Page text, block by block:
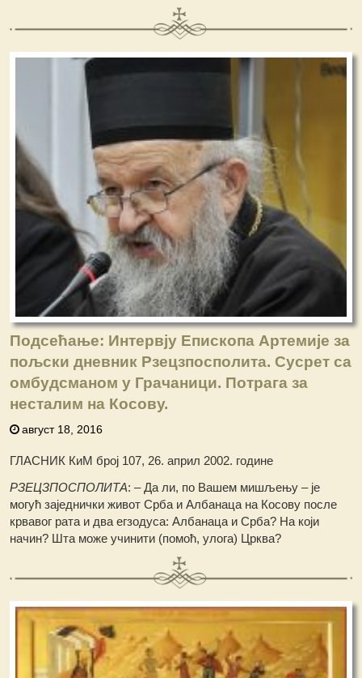
Подсећање: Интервју Епископа Артемије за
пољски дневник Рзецзпосполита. Сусрет са
омбудсманом у Грачаници. Потрага за
несталим на Косову.
август 18, 2016
ГЛАСНИК КиМ број 107, 26. април 2002. године
РЗЕЦЗПОСПОЛИТА: – Да ли, по Вашем мишљењу – је
могућ заједнички живот Срба и Албанаца на Косову после
крвавог рата и два егзодуса: Албанаца и Срба? На који
начин? Шта може учинити (помоћ, улога) Црква?